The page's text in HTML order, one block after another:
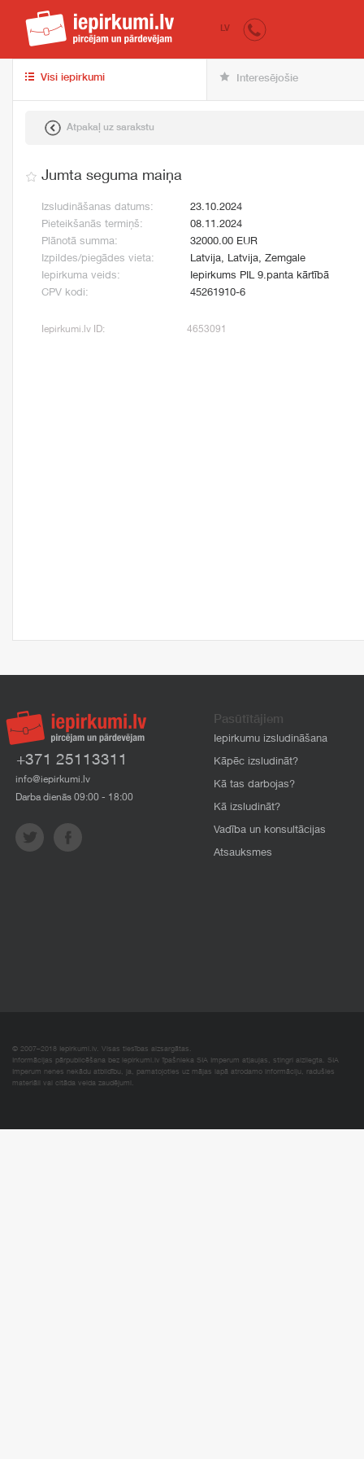
iepirkumi.lv
LV
Visi iepirkumi Interesējošie
Atpakaļ uz sarakstu
Jumta seguma maiņa
Izsludināšanas datums:
23.10.2024
Pieteikšanās termiņš:
08.11.2024
Plānotā summa:
32000.00 EUR
Izpildes/piegādes vieta:
Latvija, Latvija, Zemgale
Iepirkuma veids:
Iepirkums PIL 9.panta kārtībā
CPV kodi:
45261910-6
Iepirkumi.lv ID: 4653091
+371 25113311
info@iepirkumi.lv
Darba dienās 09:00 - 18:00
Pasūtītājiem
Iepirkumu izsludināšana
Kāpēc izsludināt?
Kā tas darbojas?
Kā izsludināt?
Vadība un konsultācijas
Atsauksmes
© 2007–2018 Iepirkumi.lv. Visas tiesības aizsargātas.
Informācijas pārpublicēšana bez iepirkumi.lv īpašnieka SIA Imperum atļaujas, stingri aizliegta. SIA
Imperum nenes nekādu atbildību, ja, pamatojoties uz mājas lapā atrodamo informāciju, radušies
materiāli vai citāda veida zaudējumi.